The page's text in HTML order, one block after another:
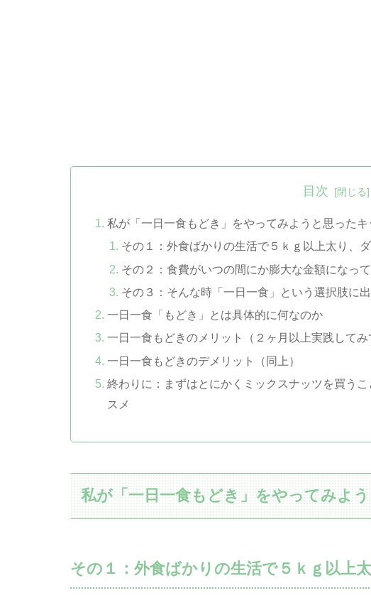
目次
私が「一日一食もどき」をやってみようと思ったキ
その１：外食ばかりの生活で５ｋｇ以上太り、
その２：食費がいつの間にか膨大な金額になっ
その３：そんな時「一日一食」という選択肢に出
一日一食「もどき」とは具体的に何なのか
一日一食もどきのメリット（２ヶ月以上実践してみ
一日一食もどきのデメリット（同上）
終わりに：まずはとにかくミックスナッツを買う
スメ
私が「一日一食もどき」をやってみよ
その１：外食ばかりの生活で５ｋｇ以上